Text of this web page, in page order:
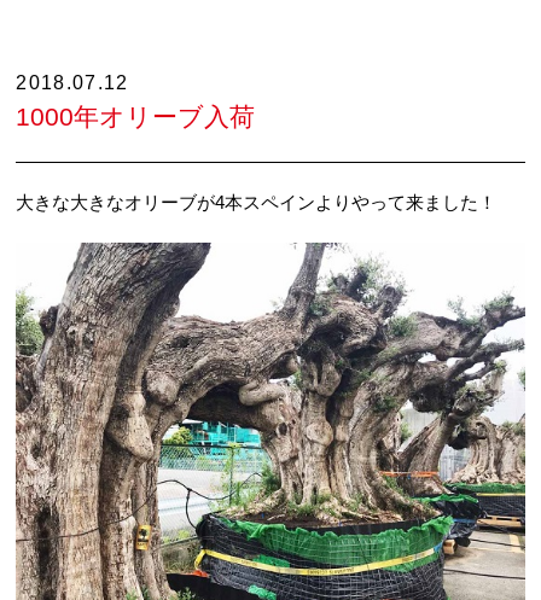
2018.07.12
1000年オリーブ入荷
大きな大きなオリーブが4本スペインよりやって来ました！